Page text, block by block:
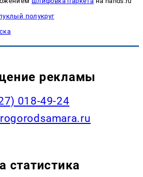
полукруг
рекламы
018-49-24
статистика